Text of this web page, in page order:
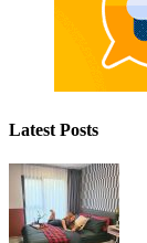
Latest Posts